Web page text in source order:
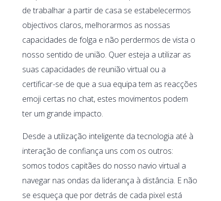
de trabalhar a partir de casa se estabelecermos
objectivos claros, melhorarmos as nossas
capacidades de folga e não perdermos de vista o
nosso sentido de união. Quer esteja a utilizar as
suas capacidades de reunião virtual ou a
certificar-se de que a sua equipa tem as reacções
emoji certas no chat, estes movimentos podem
ter um grande impacto.
Desde a utilização inteligente da tecnologia até à
interação de confiança uns com os outros:
somos todos capitães do nosso navio virtual a
navegar nas ondas da liderança à distância. E não
se esqueça que por detrás de cada pixel está